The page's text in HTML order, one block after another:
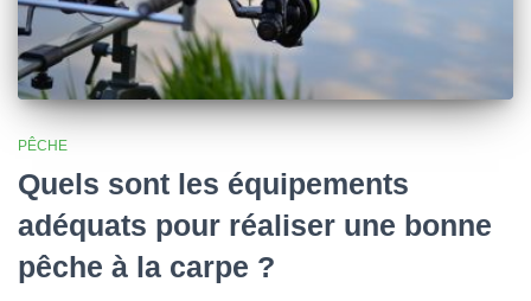
PÊCHE
Quels sont les équipements
adéquats pour réaliser une bonne
pêche à la carpe ?